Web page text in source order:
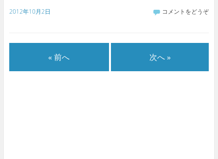
2012年10月2日 コメントをどうぞ
« 前へ 次へ »